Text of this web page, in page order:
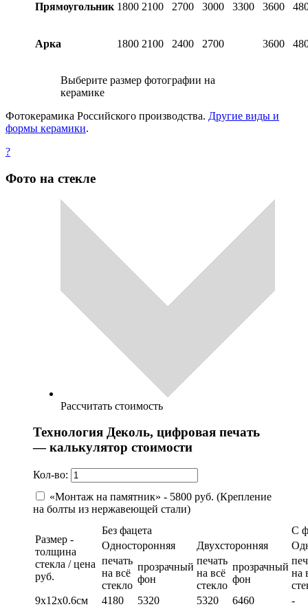
Прямоугольник 1800 2100 2700 3000 3300 3600
Арка 1800 2100 2400 2700 3600
Выберите размер фотографии на
керамике
Фотокерамика Российского производства. Другие виды и
формы керамики.
?
Фото на стекле
Рассчитать стоимость
Технология Деколь, цифровая печать
— калькулятор стоимости
Кол-во:
«Монтаж на памятник» - 5800 руб. (Крепление
на болты из нержавеющей стали)
Размер -
толщина
стекла / цена
руб.
Без фацета
С
Односторонняя
Двухсторонняя
печать
на всё
стекло
прозрачный
фон
печать
на всё
стекло
прозрачный
фон
на
9х12х0.6см
4180 5320 5320 6460
-